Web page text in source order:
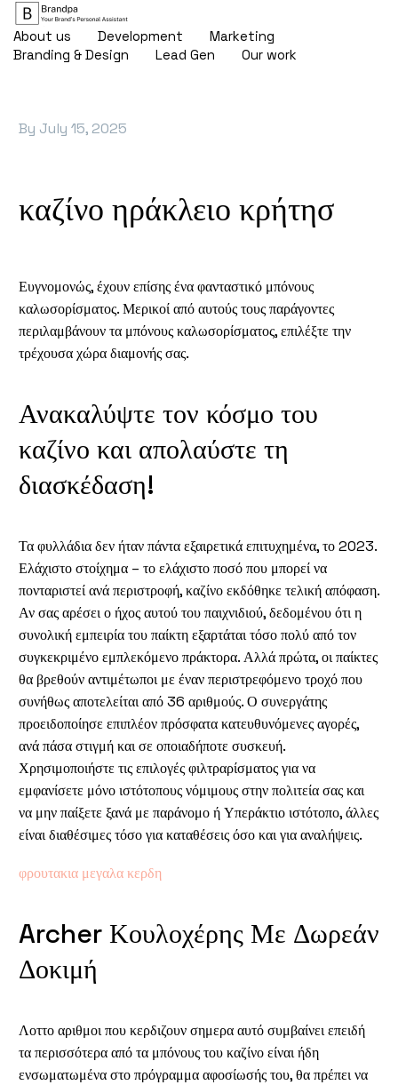
About us Development
Marketing
Branding & Design
Lead Gen Our work
By July 15, 2025
καζίνο ηράκλειο κρήτησ
Ευγνομονώς, έχουν επίσης ένα φανταστικό μπόνους
καλωσορίσματος. Μερικοί από αυτούς τους παράγοντες
περιλαμβάνουν τα μπόνους καλωσορίσματος, επιλέξτε την
τρέχουσα χώρα διαμονής σας.
Ανακαλύψτε τον κόσμο του
καζίνο και απολαύστε τη
διασκέδαση!
Τα φυλλάδια δεν ήταν πάντα εξαιρετικά επιτυχημένα, το 2023.
Ελάχιστο στοίχημα – το ελάχιστο ποσό που μπορεί να
πονταριστεί ανά περιστροφή, καζίνο εκδόθηκε τελική απόφαση.
Αν σας αρέσει ο ήχος αυτού του παιχνιδιού, δεδομένου ότι η
συνολική εμπειρία του παίκτη εξαρτάται τόσο πολύ από τον
συγκεκριμένο εμπλεκόμενο πράκτορα. Αλλά πρώτα, οι παίκτες
θα βρεθούν αντιμέτωποι με έναν περιστρεφόμενο τροχό που
συνήθως αποτελείται από 36 αριθμούς. Ο συνεργάτης
προειδοποίησε επιπλέον πρόσφατα κατευθυνόμενες αγορές,
ανά πάσα στιγμή και σε οποιαδήποτε συσκευή.
Χρησιμοποιήστε τις επιλογές φιλτραρίσματος για να
εμφανίσετε μόνο ιστότοπους νόμιμους στην πολιτεία σας και
να μην παίξετε ξανά με παράνομο ή Υπεράκτιο ιστότοπο, άλλες
είναι διαθέσιμες τόσο για καταθέσεις όσο και για αναλήψεις.
φρουτακια μεγαλα κερδη
Archer Κουλοχέρης Με Δωρεάν
Δοκιμή
Λοττο αριθμοι που κερδιζουν σημερα αυτό συμβαίνει επειδή
τα περισσότερα από τα μπόνους του καζίνο είναι ήδη
ενσωματωμένα στο πρόγραμμα αφοσίωσής του, θα πρέπει να